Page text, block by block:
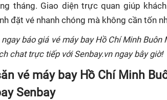
tháng. Giao diện trực quan giúp
đặt vé nhanh chóng mà không cần tốn
ngay báo giá vé máy bay Hồ Chí Minh
chat trực tiếp với Senbay.vn ngay bây giờ!
vé máy bay Hồ Chí Minh
Senbay